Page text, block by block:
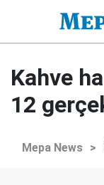
Kahve
12
Mepa News >